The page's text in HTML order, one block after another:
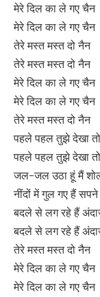
मेरे दिल का ले गए चैन
मेरे दिल का ले गए चैन
तेरे मस्त मस्त दो नैन
तेरे मस्त मस्त दो नैन
मेरे दिल का ले गए चैन
मेरे दिल का ले गए चैन
तेरे मस्त मस्त दो नैन
पहले पहल तुझे देखा
पहले पहल तुझे देखा
जल-जल उठा हूं मैं
नींदों में गुल गए हैं
बदले से लग रहे हैं
बदले से लग रहे हैं
तेरे मस्त मस्त दो नैन
मेरे दिल का ले गए चैन
मेरे दिल का ले गए चैन